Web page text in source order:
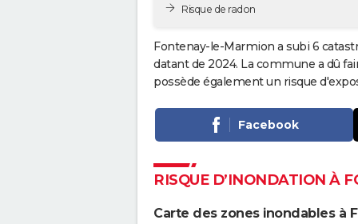
Risque de radon
Fontenay-le-Marmion a subi 6
datant de 2024. La commune a dû
possède également un risque
Facebook
RISQUE D’INONDATION À
Carte des zones inondables à